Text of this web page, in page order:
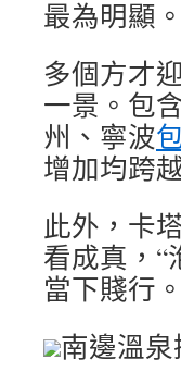
最為明顯。
多個方才
一景。包
州、寧波
增加均跨
此外，卡
看成真，“
當下賤行。
南邊溫